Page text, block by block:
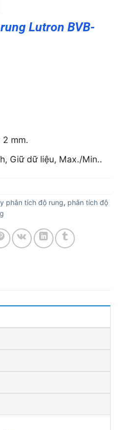
Lutron BVB-
mm.
Giữ dữ liệu, Max./Min..
phân tích độ rung, phân tích độ